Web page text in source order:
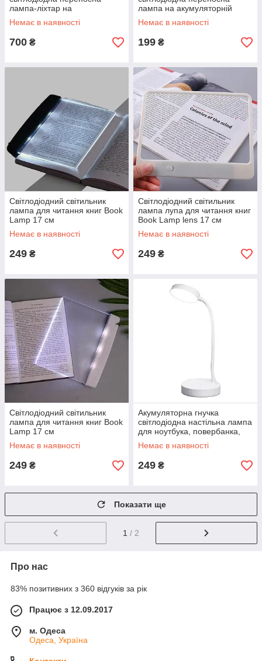
лампа-ліхтар на
акумуляторній батареї YD-
878B
Немає в наявності
700 ₴
лампа на акумуляторній
батареї Lighting 5V 60W
Немає в наявності
199 ₴
Світлодіодний світильник
лампа для читання книг Book
Lamp 17 см
Немає в наявності
249 ₴
Світлодіодний світильник
лампа лупа для читання книг
Book Lamp lens 17 см
Немає в наявності
249 ₴
Світлодіодний світильник
лампа для читання книг Book
Lamp 17 см
Немає в наявності
249 ₴
Акумуляторна гнучка
світлодіодна настільна лампа
для ноутбука, повербанка,
читання у темряві, ліхтарик із
зарядкою від USB 3W
Немає в наявності
249 ₴
Показати ще
1 / 2
Про нас
83% позитивних з 360 відгуків за рік
Працює з 12.09.2017
м. Одеса
Одеса, Україна